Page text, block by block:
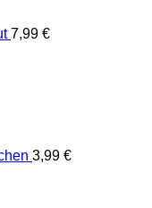
7,99 €
3,99 €